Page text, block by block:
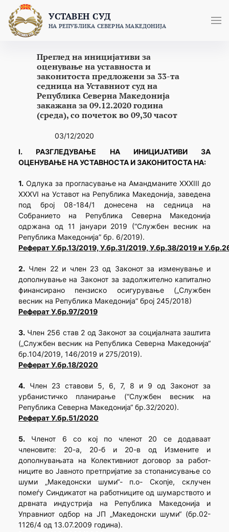
content
УСТАВЕН СУД
НА РЕПУБЛИКА СЕВЕРНА МАКЕДОНИЈА
Преглед на иницијативи за
оценување на уставноста и
законитоста предложени за 33-та
седница на Уставниот суд на
Република Северна Македонија
закажана за 09.12.2020 година
(среда), со почеток во 09,30 часот
03/12/2020
I. РАЗГЛЕДУВАЊЕ НА ИНИЦИЈАТИВИ ЗА
ОЦЕНУВАЊЕ НА УСТАВНОСТА И ЗАКОНИТОСТА НА:
1.Одлука за прогласување на Амандманите XXXIII до
XXXVI на Уставот на Република Македонија, заведена
под број 08-184/1 донесена на седница на
Собранието на Република Северна Македонија
одржана од 11 јануари 2019 (“Службен весник на
Република Македонија” бр. 6/2019).
Реферат У.бр.13/2019, У.бр.31/2019, У.бр.38/2019 и
2.Член 22 и член 23 од Законот за изменување и
дополнување на Законот за задолжително капитално
финансирано пензиско осигурување („Службен
весник на Република Македонија” број 245/2018)
Реферат У.бр.97/2019
3.Член 256 став 2 од Законот за социјалната заштита
(„Службен весник на Република Северна Македонија“
бр.104/2019, 146/2019 и 275/2019).
Реферат У.бр.18/2020
4.Член 23 ставови 5, 6, 7, 8 и 9 од Законот за
урбанистичко планирање (“Службен весник на
Република Северна Македонија“ бр.32/2020).
Реферат У.бр.51/2020
5.Членот 6 со кој по членот 20 се додаваат
членовите: 20-а, 20-б и 20-в од Измените и
дополнува­њата на Колективниот договор за работ­
ниците во Јавното претпријатие за стопанисување со
шуми „Македонски шуми“- п.о- Скопје, склучен
помеѓу Синдикатот на работниците од шумарството и
дрвната индустрија на Република Македонија и
Управниот одбор на ЈП „Македонски шуми“ (бр.02-
1126/4 од 13.07.2009 година).